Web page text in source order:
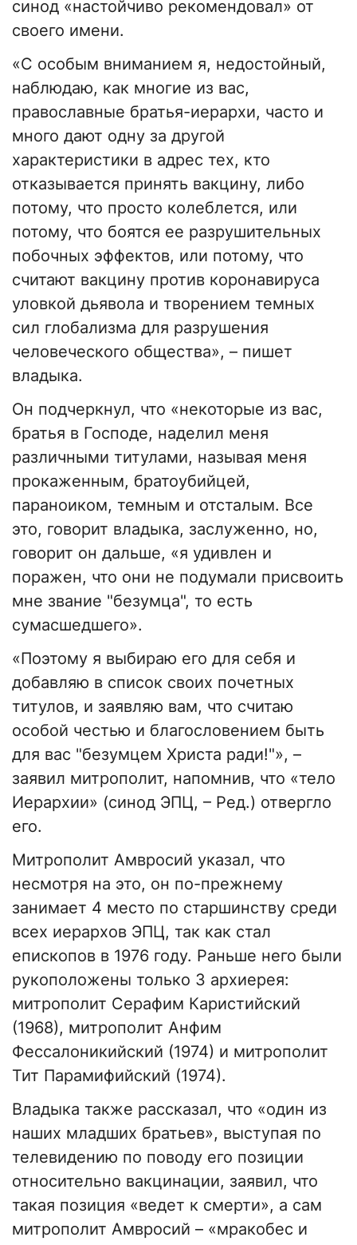
синод «настойчиво рекомендовал» от
своего имени.
«С особым вниманием я, недостойный,
наблюдаю, как многие из вас,
православные братья-иерархи, часто и
много дают одну за другой
характеристики в адрес тех, кто
отказывается принять вакцину, либо
потому, что просто колеблется, или
потому, что боятся ее разрушительных
побочных эффектов, или потому, что
считают вакцину против коронавируса
уловкой дьявола и творением темных
сил глобализма для разрушения
человеческого общества», – пишет
владыка.
Он подчеркнул, что «некоторые из вас,
братья в Господе, наделил меня
различными титулами, называя меня
прокаженным, братоубийцей,
параноиком, темным и отсталым. Все
это, говорит владыка, заслуженно, но,
говорит он дальше, «я удивлен и
поражен, что они не подумали присвоить
мне звание "безумца", то есть
сумасшедшего».
«Поэтому я выбираю его для себя и
добавляю в список своих почетных
титулов, и заявляю вам, что считаю
особой честью и благословением быть
для вас "безумцем Христа ради!"», –
заявил митрополит, напомнив, что «тело
Иерархии» (синод ЭПЦ, – Ред.) отвергло
его.
Митрополит Амвросий указал, что
несмотря на это, он по-прежнему
занимает 4 место по старшинству среди
всех иерархов ЭПЦ, так как стал
епископов в 1976 году. Раньше него были
рукоположены только 3 архиерея:
митрополит Серафим Каристийский
(1968), митрополит Анфим
Фессалоникийский (1974) и митрополит
Тит Парамифийский (1974).
Владыка также рассказал, что «один из
наших младших братьев», выступая по
телевидению по поводу его позиции
относительно вакцинации, заявил, что
такая позиция «ведет к смерти», а сам
митрополит Амвросий – «мракобес и